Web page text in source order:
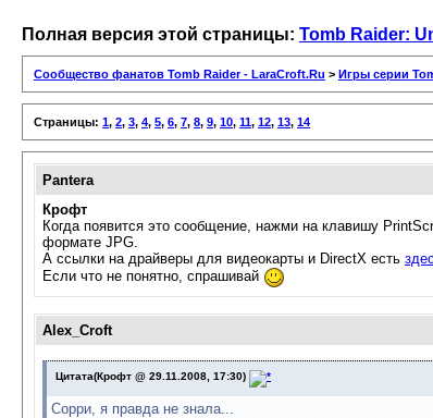
Полная версия этой страницы: Tomb Raider:
Сообщество фанатов Tomb Raider - LaraCroft.Ru > Игры серии
Страницы: 1, 2, 3, 4, 5, 6, 7, 8, 9, 10, 11, 12, 13, 14
Pantera
Крофт
Когда появится это сообщение, нажми на клавишу
формате JPG.
А ссылки на драйверы для видеокарты и DirectX есть
Если что не понятно, спрашивай
Alex_Croft
Цитата(Крофт @ 29.11.2008, 17:30)
Сорри, я правда не знала...